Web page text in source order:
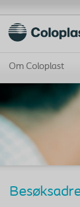
Om Coloplast